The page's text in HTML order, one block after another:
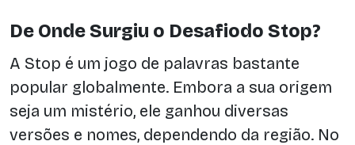
De Onde Surgiu o Desafiodo Stop?
A Stop é um jogo de palavras bastante
popular globalmente. Embora a sua origem
seja um mistério, ele ganhou diversas
versões e nomes, dependendo da região. No